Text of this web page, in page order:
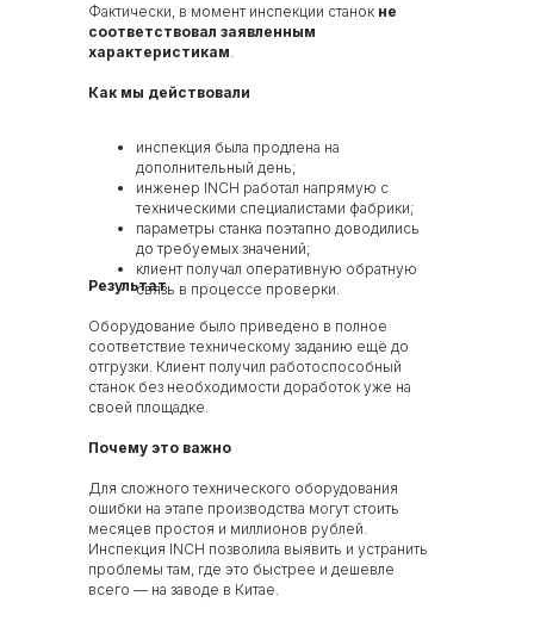
Фактически, в момент инспекции станок не
соответствовал заявленным
характеристикам.
Как мы действовали
инспекция была продлена на
дополнительный день;
инженер INCH работал напрямую с
техническими специалистами фабрики;
параметры станка поэтапно доводились
до требуемых значений;
клиент получал оперативную обратную
связь в процессе проверки.
Результат
Оборудование было приведено в полное
соответствие техническому заданию ещё до
отгрузки. Клиент получил работоспособный
станок без необходимости доработок уже на
своей площадке.
Почему это важно
Для сложного технического оборудования
ошибки на этапе производства могут стоить
месяцев простоя и миллионов рублей.
Инспекция INCH позволила выявить и устранить
проблемы там, где это быстрее и дешевле
всего — на заводе в Китае.